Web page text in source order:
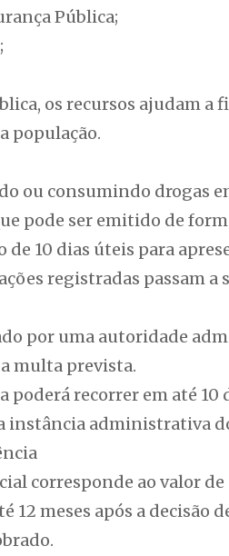
Pública;
os recursos ajudam a
população.
ou consumindo drogas
pode ser emitido de
de 10 dias úteis para
registradas passam a
por uma autoridade
multa prevista.
poderá recorrer em até 10
instância administrativa
corresponde ao valor
12 meses após a